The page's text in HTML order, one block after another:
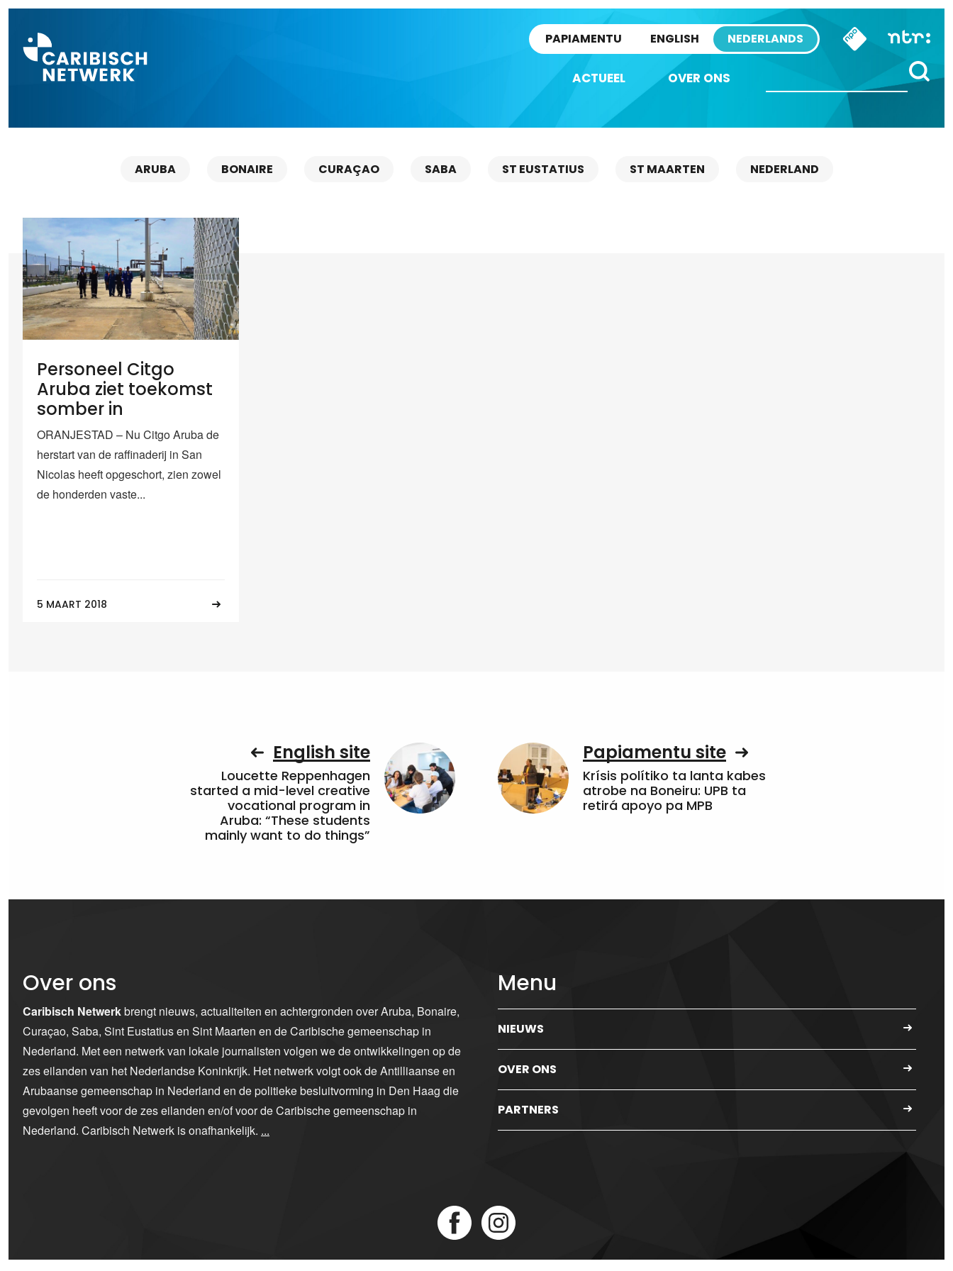
PAPIAMENTU ENGLISH NEDERLANDS
ACTUEEL OVER ONS
ARUBA BONAIRE CURAÇAO SABA ST EUSTATIUS ST MAARTEN NEDERLAND
Personeel Citgo
Aruba ziet toekomst
somber in
ORANJESTAD – Nu Citgo Aruba de
herstart van de raffinaderij in San
Nicolas heeft opgeschort, zien zowel
de honderden vaste...
5 MAART 2018
English site
Loucette Reppenhagen
started a mid-level creative
vocational program in
Aruba: “These students
mainly want to do things”
Papiamentu site
Krísis polítiko ta lanta kabes
atrobe na Boneiru: UPB ta
retirá apoyo pa MPB
Over ons
Caribisch Netwerkbrengt nieuws, actualiteiten en achtergronden over Aruba, Bonaire,
Curaçao, Saba, Sint Eustatius en Sint Maarten en de Caribische gemeenschap in
Nederland. Met een netwerk van lokale journalisten volgen we de ontwikkelingen op de
zes eilanden van het Nederlandse Koninkrijk. Het netwerk volgt ook de Antilliaanse en
Arubaanse gemeenschap in Nederland en de politieke besluitvorming in Den Haag die
gevolgen heeft voor de zes eilanden en/of voor de Caribische gemeenschap in
Nederland. Caribisch Netwerk is onafhankelijk. ...
Menu
NIEUWS
OVER ONS
PARTNERS